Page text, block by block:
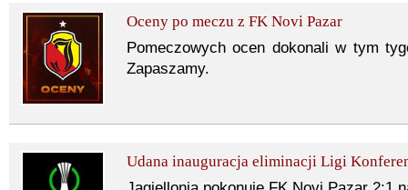
Oceny po meczu z FK Novi Pazar
Pomeczowych ocen dokonali w tym
Zapaszamy.
Udana inauguracja eliminacji Ligi